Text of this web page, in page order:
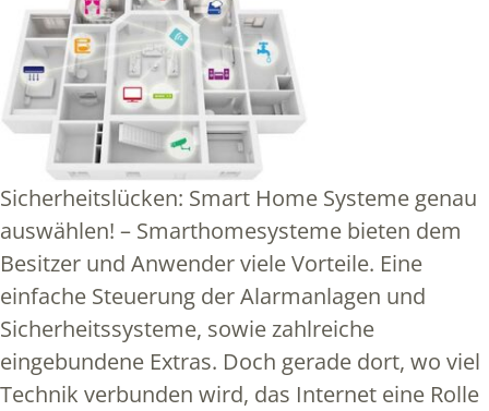
Sicherheitslücken: Smart Home Systeme genau
auswählen! – Smarthomesysteme bieten dem
Besitzer und Anwender viele Vorteile. Eine
einfache Steuerung der Alarmanlagen und
Sicherheitssysteme, sowie zahlreiche
eingebundene Extras. Doch gerade dort, wo viel
Technik verbunden wird, das Internet eine Rolle